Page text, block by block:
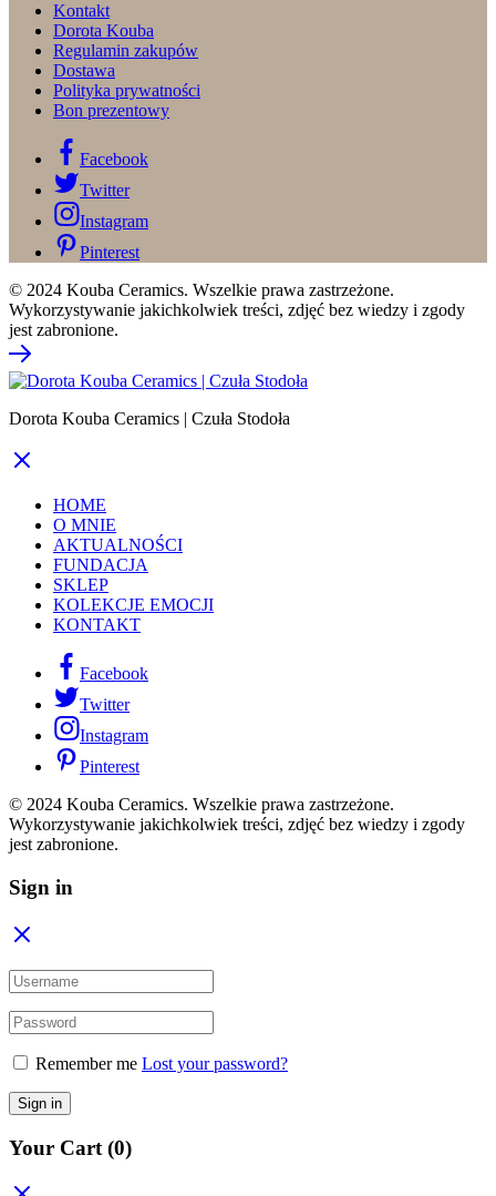
Kontakt
Dorota Kouba
Regulamin zakupów
Dostawa
Polityka prywatności
Bon prezentowy
Facebook
Twitter
Instagram
Pinterest
© 2024 Kouba Ceramics. Wszelkie prawa zastrzeżone.
Wykorzystywanie jakichkolwiek treści, zdjęć bez wiedzy i zgody
jest zabronione.
Dorota Kouba Ceramics | Czuła Stodoła
HOME
O MNIE
AKTUALNOŚCI
FUNDACJA
SKLEP
KOLEKCJE EMOCJI
KONTAKT
Facebook
Twitter
Instagram
Pinterest
© 2024 Kouba Ceramics. Wszelkie prawa zastrzeżone.
Wykorzystywanie jakichkolwiek treści, zdjęć bez wiedzy i zgody
jest zabronione.
Sign in
Remember me Lost your password?
Sign in
Your Cart (0)